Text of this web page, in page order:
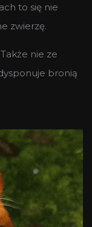
to się nie
zwierzę.
nie ze
bronią